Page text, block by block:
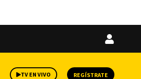
Iniciar
TV EN VIVO REGÍSTRATE